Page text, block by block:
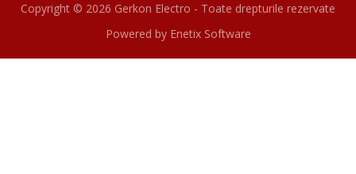
Copyright © 2026 Gerkon Electro - Toate drepturile rezervate
Powered by Enetix Software